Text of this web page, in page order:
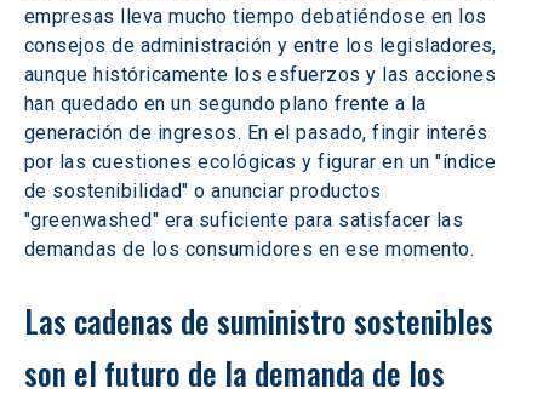
empresas lleva mucho tiempo debatiéndose en los
consejos de administración y entre los legisladores,
aunque históricamente los esfuerzos y las acciones
han quedado en un segundo plano frente a la
generación de ingresos. En el pasado, fingir interés
por las cuestiones ecológicas y figurar en un "índice
de sostenibilidad" o anunciar productos
"greenwashed" era suficiente para satisfacer las
demandas de los consumidores en ese momento.
Las cadenas de suministro sostenibles
son el futuro de la demanda de los